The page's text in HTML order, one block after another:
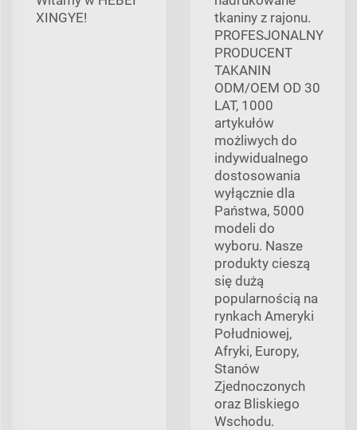
XINGYE!
tkaniny z rajonu.
PROFESJONALNY
PRODUCENT
TAKANIN
ODM/OEM OD 30
LAT, 1000
artykułów
możliwych do
indywidualnego
dostosowania
wyłącznie dla
Państwa, 5000
modeli do
wyboru. Nasze
produkty cieszą
się dużą
popularnością na
rynkach Ameryki
Południowej,
Afryki, Europy,
Stanów
Zjednoczonych
oraz Bliskiego
Wschodu.